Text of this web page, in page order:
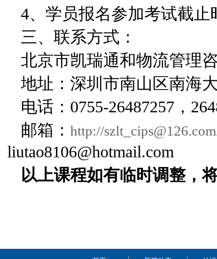
4、学员报名参加考试截
三、联系方式：
北京市凯瑞通和物流管理
地址：深圳市南山区南海
电话：0755-26487257，
邮箱： http://
liutao8106@hotmail.com
以上课程如有临时调整，